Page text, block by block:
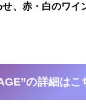
、赤・白のワ
の詳細はこ